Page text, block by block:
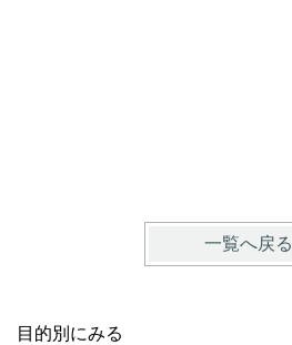
一覧へ戻る
目的別にみる